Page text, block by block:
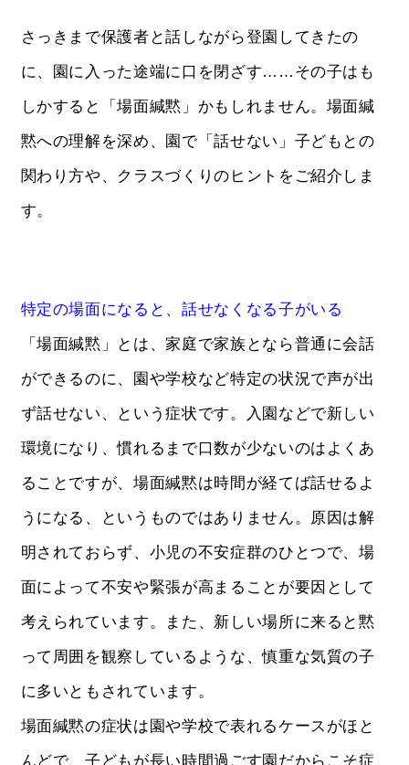
さっきまで保護者と話しながら登園してきたの
に、園に入った途端に口を閉ざす……その子はも
しかすると「場面緘黙」かもしれません。場面緘
黙への理解を深め、園で「話せない」子どもとの
関わり方や、クラスづくりのヒントをご紹介しま
す。
特定の場面になると、話せなくなる子がいる
「場面緘黙」とは、家庭で家族となら普通に会話
ができるのに、園や学校など特定の状況で声が出
ず話せない、という症状です。入園などで新しい
環境になり、慣れるまで口数が少ないのはよくあ
ることですが、場面緘黙は時間が経てば話せるよ
うになる、というものではありません。原因は解
明されておらず、小児の不安症群のひとつで、場
面によって不安や緊張が高まることが要因として
考えられています。また、新しい場所に来ると黙
って周囲を観察しているような、慎重な気質の子
に多いともされています。
場面緘黙の症状は園や学校で表れるケースがほと
んどで、子どもが長い時間過ごす園だからこそ症